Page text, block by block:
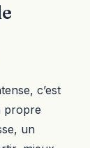
c’est
propre
un